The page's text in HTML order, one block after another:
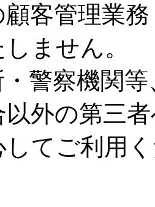
客管理業
ません。
・警察機関
外の第三
てご利用